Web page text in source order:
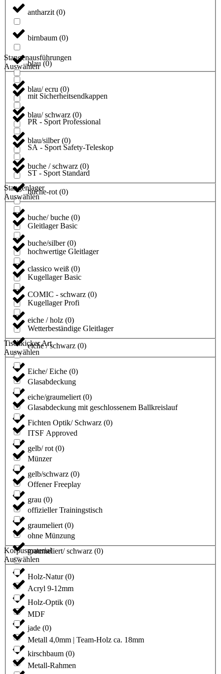
antharzit (0)
birnbaum (0)
blau (0)
blau/ ecru (0)
blau/ schwarz (0)
blau/silber(0)
buche / schwarz (0)
buche-rot (0)
buche/ buche (0)
buche/silber(0)
classico weiß (0)
COMIC - schwarz (0)
eiche / holz (0)
eiche / schwarz (0)
Eiche/ Eiche (0)
eiche/graumeliert (0)
Fichten Optik/ Schwarz (0)
gelb/ rot (0)
gelb/schwarz (0)
grau (0)
graumeliert (0)
graumeliert/ schwarz (0)
Holz-Natur(0)
Holz-Optik (0)
jade (0)
kirschbaum (0)
Stangenausführungen
Auswählen
mit Sicherheitsendkappen
PR - Sport Professional
SA - Sport Safety-Teleskop
ST - Sport Standard
Stangenlager
Auswählen
Gleitlager Basic
hochwertige Gleitlager
Kugellager Basic
Kugellager Profi
Wetterbeständige Gleitlager
Tischkicker Art
Auswählen
Glasabdeckung
Glasabdeckung mit geschlossenem Ballkreislauf
ITSF Approved
Münzer
Offener Freeplay
offizieller Trainingstisch
ohne Münzung
Korpusmaterial
Auswählen
Acryl 9-12mm
MDF
Metall 4,0mm | Team-Holz ca. 18mm
Metall-Rahmen